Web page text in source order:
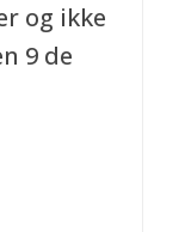
og ikke
9 de